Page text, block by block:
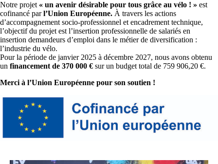
Notre projet « un avenir désirable pour tous grâce au vélo ! » est
cofinancé parl’Union Européenne. À travers les actions
d’accompagnement socio-professionnel et encadrement technique,
l’objectif du projet est l’insertion professionnelle de salariés en
insertion demandeurs d’emploi dans le métier de diversification :
l’industrie du vélo.
Pour la période de janvier 2025 à décembre 2027, nous avons obtenu
un financement de 370 000 € sur un budget total de 759 906,20 €.
Merci à l’Union Européenne pour son soutien !